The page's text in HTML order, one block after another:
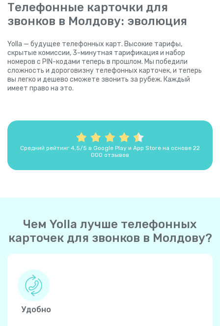
Телефонные карточки для
звонков в Молдову: эволюция
Yolla — будущее телефонных карт. Высокие тарифы,
скрытые комиссии, 3-минутная тарификация и набор
номеров с PIN-кодами теперь в прошлом. Мы победили
сложность и дороговизну телефонных карточек, и теперь
вы легко и дешево сможете звонить за рубеж. Каждый
имеет право на это.
Средний рейтинг 4,5/5 в Google Play и App Store на основе 22
000 отзывов
Чем Yolla лучше телефонных
карточек для звонков в Молдову?
Удобно